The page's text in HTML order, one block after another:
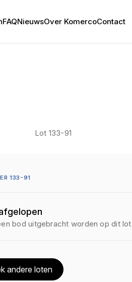
FAQNieuwsOver KomercoContact
Lot 133-91
133-91
bod uitgebracht worden op dit lot
andere loten